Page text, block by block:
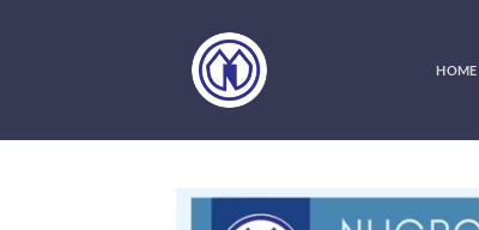
HOME